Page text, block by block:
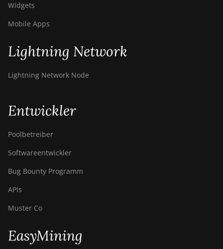
Widgets
Mobile Apps
Lightning Network
Lightning Network Node
Entwickler
Poolbetreiber
Softwareentwickler
Bug Bounty Programm
APIs
Muster Co
EasyMining